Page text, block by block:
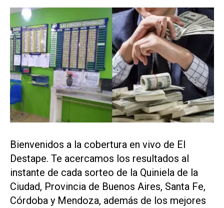
Bienvenidos a la cobertura en vivo de El
Destape. Te acercamos los resultados al
instante de cada sorteo de la Quiniela de la
Ciudad, Provincia de Buenos Aires, Santa Fe,
Córdoba y Mendoza, además de los mejores